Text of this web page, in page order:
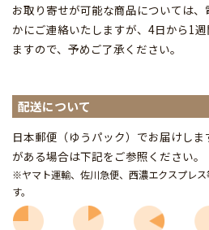
お取り寄せが可能な商品については
かにご連絡いたしますが、4日から1
ますので、予めご了承ください。
配送について
日本郵便（ゆうパック）でお届けし
がある場合は下記をご参照ください。
※ヤマト運輸、佐川急便、西濃エクスプレ
す。